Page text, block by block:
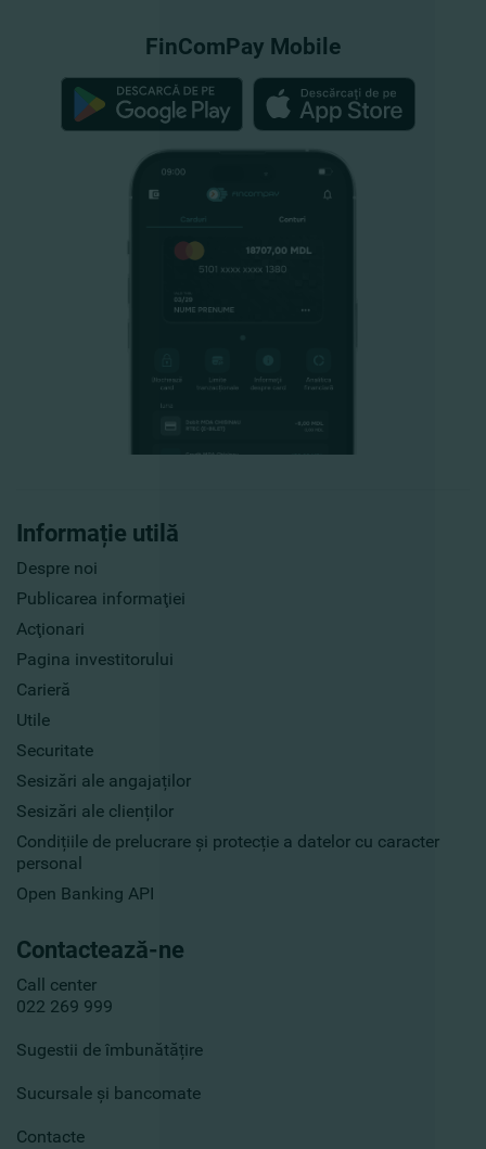
Informație utilă
Despre noi
Publicarea informaţiei
Acţionari
Pagina investitorului
Carieră
Utile
Securitate
Sesizări ale angajaților
Sesizări ale clienților
Condițiile de prelucrare și protecție a datelor cu caracter
personal
Open Banking API
Contactează-ne
Call center
022 269 999
Sugestii de îmbunătățire
Sucursale și bancomate
Contacte
FinComPay Mobile